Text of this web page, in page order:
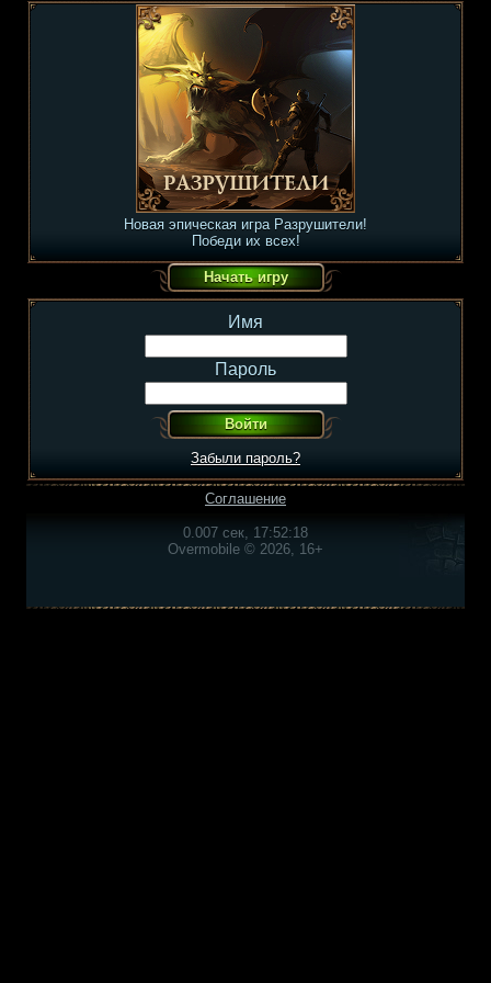
Новая эпическая игра Разрушители!
Победи их всех!
Имя
Пароль
Забыли пароль?
Соглашение
0.007 сек, 17:52:18
Overmobile © 2026, 16+